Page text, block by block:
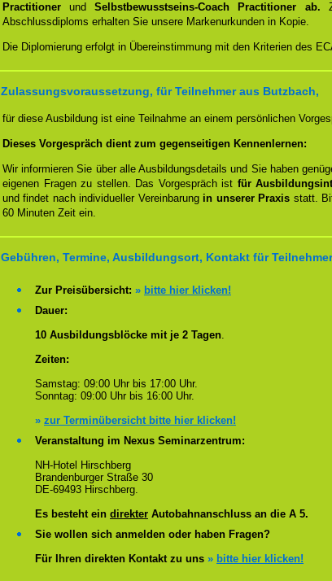
Practitioner undSelbstbewusstseins-Coach Practitioner ab.
Abschlussdiploms erhalten Sie unsere Markenurkunden in Kopie.
Die Diplomierung erfolgt in Übereinstimmung mit den Kriterien des
Zulassungsvoraussetzung, für Teilnehmer aus Butzbach,
für diese Ausbildung ist eine Teilnahme an einem persönlichen
Dieses Vorgespräch dient zum gegenseitigen Kennenlernen:
Wir informieren Sie über alle Ausbildungsdetails und Sie haben
eigenen Fragen zu stellen. Das Vorgespräch ist für
und findet nach individueller Vereinbarung in unserer Praxis statt.
60 Minuten Zeit ein.
Gebühren, Termine, Ausbildungsort, Kontakt für
Zur Preisübersicht: » bitte hier klicken!
Dauer:
10 Ausbildungsblöcke mit je 2 Tagen.
Zeiten:
Samstag: 09:00 Uhr bis 17:00 Uhr.
Sonntag: 09:00 Uhr bis 16:00 Uhr.
» zur Terminübersicht bitte hier klicken!
Veranstaltung im Nexus Seminarzentrum:
NH-Hotel Hirschberg
Brandenburger Straße 30
DE-69493 Hirschberg.
Es besteht ein direkter Autobahnanschluss an die A 5.
Sie wollen sich anmelden oder haben Fragen?
Für Ihren direkten Kontakt zu uns » bitte hier klicken!